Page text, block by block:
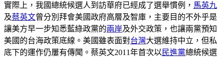
實際上，我國總統候選人到訪華府已經成了選舉慣例， 馬英九
及蔡英文曾分別拜會美國政府高層及智庫，主要目的不外乎是
讓美方早一步知悉藍綠政黨的兩岸及外交政策，也讓兩黨預知
美國的台海政策底線。美國雖表面對台灣大選維持中立，但私
底下的運作仍屢有傳聞。蔡英文2011年首次以 民進黨總統候選